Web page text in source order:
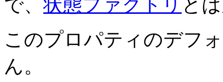
で、状態ファクトリ と
このプロパティのデフ
ん。